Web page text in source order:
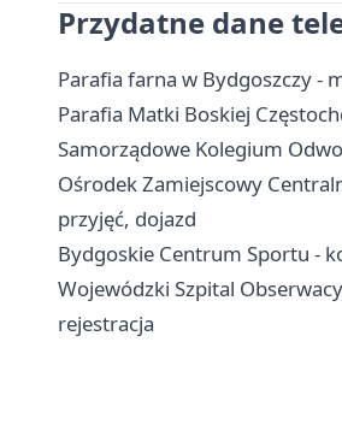
Przydatne dane
Parafia farna w Bydgoszczy -
Parafia Matki Boskiej
Samorządowe Kolegium
Ośrodek Zamiejscowy
przyjęć, dojazd
Bydgoskie Centrum Sportu -
Wojewódzki Szpital
rejestracja